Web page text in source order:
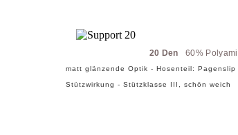
20 Den 60%
matt glänzende Optik - Hosenteil:
Stützwirkung - Stützklasse III, schön weich